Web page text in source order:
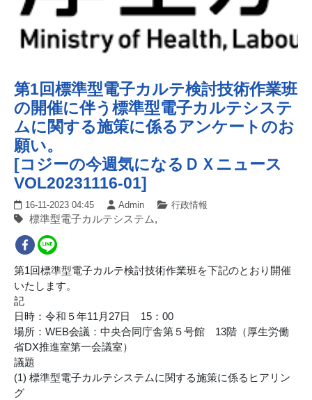
第1回標準型電子カルテ検討技術作業班
の開催に伴う標準型電子カルテシステ
ムに関する施策に係るアンケートのお
願い。
[コジーの今週気になるＤＸニュース
VOL20231116-01]
16-11-2023 04:45 Admin 行政情報
標準型電子カルテシステム,
第1回標準型電子カルテ検討技術作業班を下記のとおり開催
いたします。
記
日時：令和５年11月27日 15：00
場所：WEB会議：中央合同庁舎第５号館 13階（厚生労働
省DX推進室第一会議室）
議題
(1) 標準型電子カルテシステムに関する施策に係るヒアリン
グ